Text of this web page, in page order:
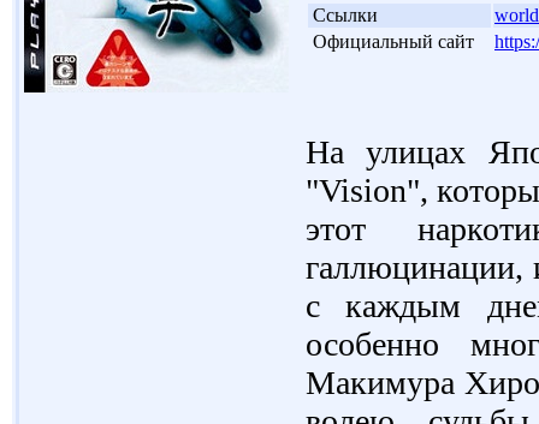
Ссылки
Официальный сайт
На улицах
"Vision",
этот
галлюцинации,
с каждым
особенно
Макимура